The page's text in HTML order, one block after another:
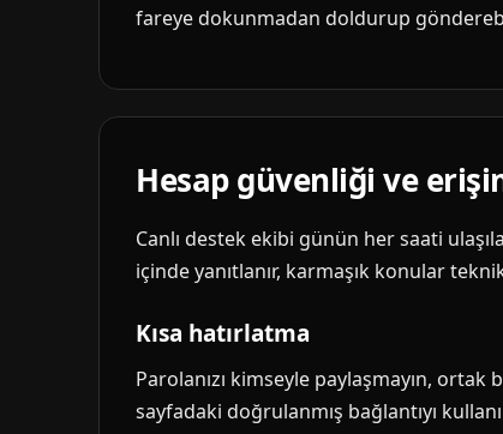
fareye dokunmadan doldurup
Hesap güvenliği ve
Canlı destek ekibi günün her saati
içinde yanıtlanır, karmaşık konular
Kısa hatırlatma
Parolanızı kimseyle paylaşmayın,
sayfadaki doğrulanmış bağlantıyı